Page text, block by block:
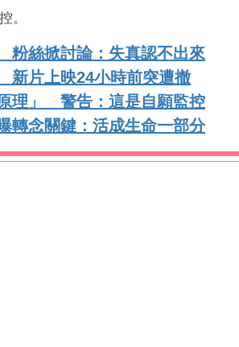
。
粉絲掀討論：失真認不出來
新片上映24小時前突遭撤
理」 警告：這是自願監控
轉念關鍵：活成生命一部分